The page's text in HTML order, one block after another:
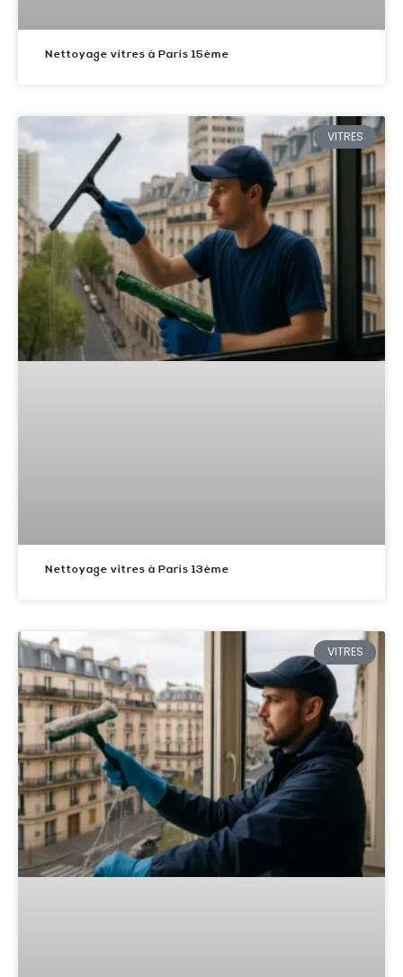
Nettoyage vitres à Paris 15ème
VITRES
Nettoyage vitres à Paris 13ème
VITRES